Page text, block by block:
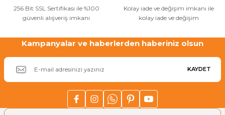
Havuz
Kapağı
Havuz Pompa
Gönder
256 Bit SSL Sertifikası ile %100
güvenli alışveriş imkanı
Kolay iade ve değişim imkanı ile
kolay iade ve değişim
Kampanyalar ve haberlerden haberiniz olsun
KAYDET